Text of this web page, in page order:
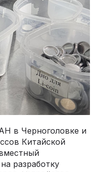
в Черноголовке и
Китайской
разработку